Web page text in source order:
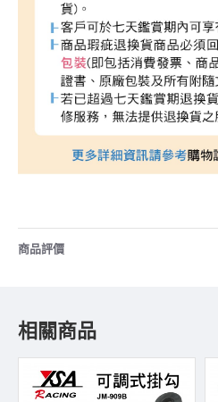
商品評價
相關商品